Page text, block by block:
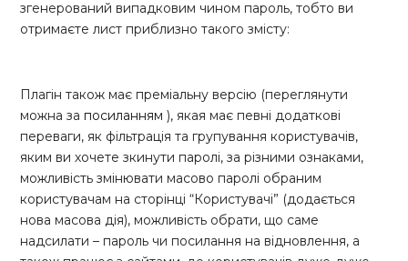
згенерований випадковим чином пароль, тобто ви
отримаєте лист приблизно такого змісту:
Плагін також має преміальну версію (переглянути
можна за посиланням ), якая має певні додаткові
переваги, як фільтрація та групування користувачів,
яким ви хочете зкинути паролі, за різними ознаками,
можливість змінювати масово паролі обраним
користувачам на сторінці “Користувачі” (додається
нова масова дія), можливість обрати, що саме
надсилати – пароль чи посилання на відновлення, а